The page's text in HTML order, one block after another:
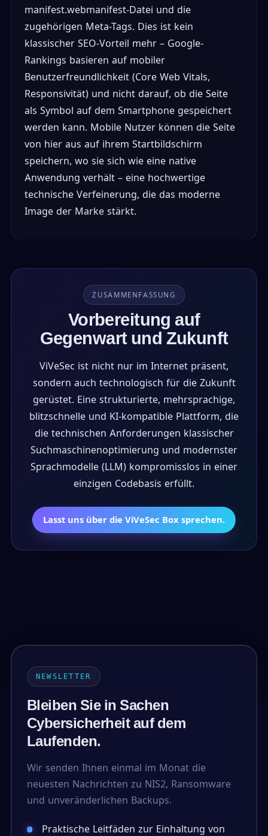
manifest.webmanifest-Datei und die
zugehörigen Meta-Tags. Dies ist kein
klassischer SEO-Vorteil mehr – Google-
Rankings basieren auf mobiler
Benutzerfreundlichkeit (Core Web Vitals,
Responsivität) und nicht darauf, ob die Seite
als Symbol auf dem Smartphone gespeichert
werden kann. Mobile Nutzer können die Seite
von hier aus auf ihrem Startbildschirm
speichern, wo sie sich wie eine native
Anwendung verhält – eine hochwertige
technische Verfeinerung, die das moderne
Image der Marke stärkt.
ZUSAMMENFASSUNG
Vorbereitung auf
Gegenwart und Zukunft
ViVeSec ist nicht nur im Internet präsent,
sondern auch technologisch für die Zukunft
gerüstet. Eine strukturierte, mehrsprachige,
blitzschnelle und KI-kompatible Plattform, die
die technischen Anforderungen klassischer
Suchmaschinenoptimierung und modernster
Sprachmodelle (LLM) kompromisslos in einer
einzigen Codebasis erfüllt.
Lasst uns über die ViVeSec Box sprechen.
NEWSLETTER
Bleiben Sie in Sachen
Cybersicherheit auf dem
Laufenden.
Wir senden Ihnen einmal im Monat die
neuesten Nachrichten zu NIS2, Ransomware
und unveränderlichen Backups.
Praktische Leitfäden zur Einhaltung von